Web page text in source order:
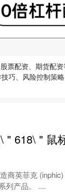
票配资、期货配
巧、风险控制
618\＂鼠
商英菲克
列产品。 ....